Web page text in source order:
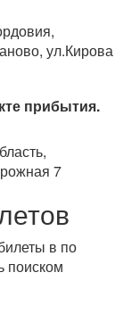
ул.Кирова
прибытия.
7
в по
поиском